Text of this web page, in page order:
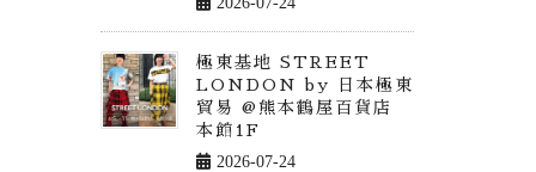
極東基地 STREET
LONDON by 日本極東
貿易 @熊本鶴屋百貨店
本館1F
2026-07-24